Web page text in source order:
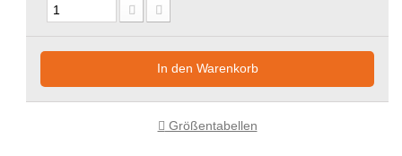
In den Warenkorb
Größentabellen